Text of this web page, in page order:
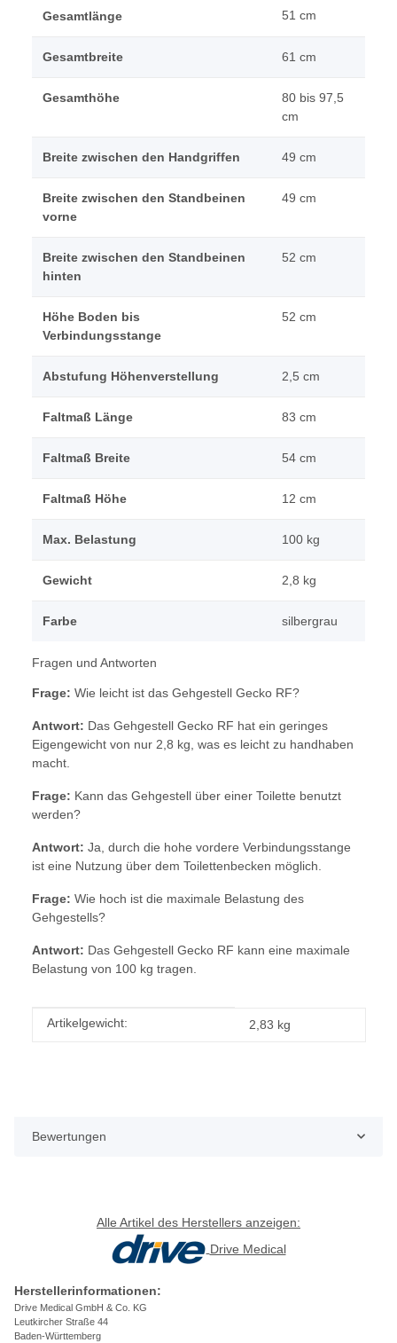
Gesamtlänge 51 cm
Gesamtbreite 61 cm
Gesamthöhe
80 bis 97,5
cm
Breite zwischen den Handgriffen 49 cm
Breite zwischen den Standbeinen
vorne
49 cm
Breite zwischen den Standbeinen
hinten
52 cm
Höhe Boden bis
Verbindungsstange
52 cm
Abstufung Höhenverstellung 2,5 cm
Faltmaß Länge 83 cm
Faltmaß Breite 54 cm
Faltmaß Höhe 12 cm
Max. Belastung 100 kg
Gewicht 2,8 kg
Farbe silbergrau
Fragen und Antworten
Frage: Wie leicht ist das Gehgestell Gecko RF?
Antwort: Das Gehgestell Gecko RF hat ein geringes
Eigengewicht von nur 2,8 kg, was es leicht zu handhaben
macht.
Frage: Kann das Gehgestell über einer Toilette benutzt
werden?
Antwort: Ja, durch die hohe vordere Verbindungsstange
ist eine Nutzung über dem Toilettenbecken möglich.
Frage: Wie hoch ist die maximale Belastung des
Gehgestells?
Antwort: Das Gehgestell Gecko RF kann eine maximale
Belastung von 100 kg tragen.
Produkteigenschaft
Wert
Artikelgewicht: 2,83 kg
Bewertungen
Alle Artikel des Herstellers anzeigen:
Drive Medical
Herstellerinformationen:
Drive Medical GmbH & Co. KG
Leutkircher Straße 44
Baden-Württemberg